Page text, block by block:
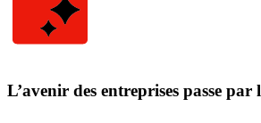
L’avenir des entreprises passe par